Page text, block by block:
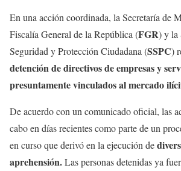
En una acción coordinada, la Secretaría de
Fiscalía General de la República (FGR) y la
Seguridad y Protección Ciudadana (SSPC)
detención de directivos de empresas y
presuntamente vinculados al mercado
De acuerdo con un comunicado oficial, las
cabo en días recientes como parte de un
en curso que derivó en la ejecución de
aprehensión.Las personas detenidas ya